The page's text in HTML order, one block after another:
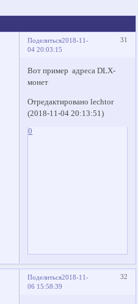
Поделиться 31
2018-11-
04 20:03:15
Вот пример адреса DLX-
монет
Отредактировано lechtor
(2018-11-04 20:13:51)
0
Поделиться 32
2018-11-
06 15:58:39